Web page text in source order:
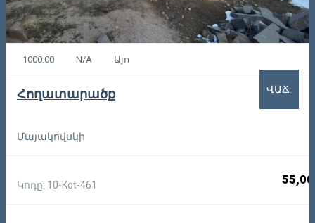
1000.00 N/A Այո
Հողատարածք
Մայակովսկի
Կոդը: 10-Kot-461
ՎԱՃ.